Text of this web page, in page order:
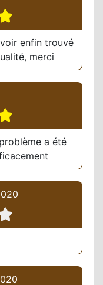
enfin trouvé
merci
a été